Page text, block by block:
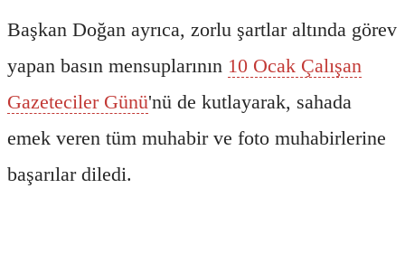
Başkan Doğan ayrıca, zorlu şartlar altında görev
yapan basın mensuplarının 10 Ocak Çalışan
Gazeteciler Günü'nü de kutlayarak, sahada
emek veren tüm muhabir ve foto muhabirlerine
başarılar diledi.